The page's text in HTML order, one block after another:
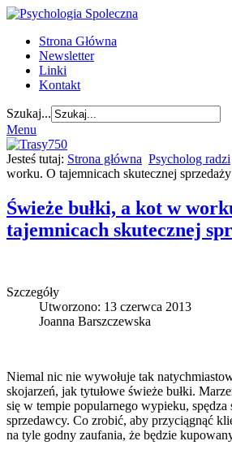
Strona Główna
Newsletter
Linki
Kontakt
Szukaj...
Menu
Jesteś tutaj: Strona główna Psycholog radzi
worku. O tajemnicach skutecznej sprzedaży
Świeże bułki, a kot w
tajemnicach skutecznej
Szczegóły
Utworzono: 13 czerwca 2013
Joanna Barszczewska
Niemal nic nie wywołuje tak
skojarzeń, jak tytułowe świeże bułki.
się w tempie popularnego wypieku,
sprzedawcy. Co zrobić, aby przyciągnąć
na tyle godny zaufania, że będzie